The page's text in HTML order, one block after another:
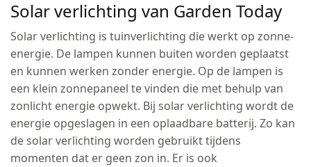
Solar verlichting van Garden Today
Solar verlichting is tuinverlichting die werkt op zonne-
energie. De lampen kunnen buiten worden geplaatst
en kunnen werken zonder energie. Op de lampen is
een klein zonnepaneel te vinden die met behulp van
zonlicht energie opwekt. Bij solar verlichting wordt de
energie opgeslagen in een oplaadbare batterij. Zo kan
de solar verlichting worden gebruikt tijdens
momenten dat er geen zon in. Er is ook